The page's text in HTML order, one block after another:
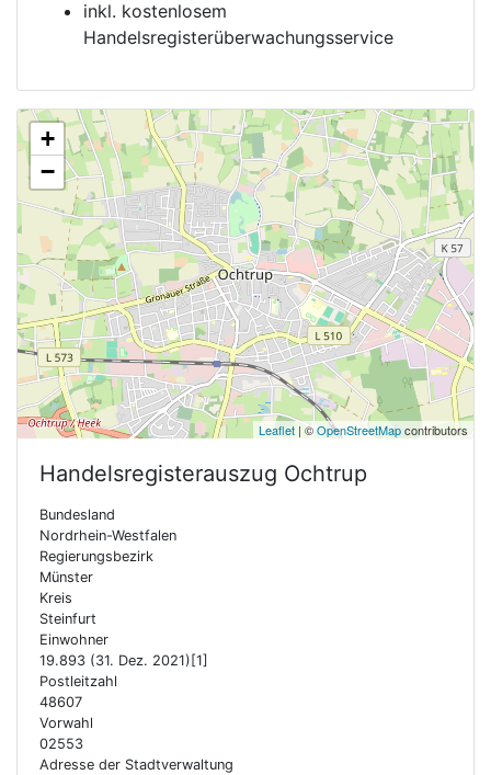
inkl. kostenlosem
Handelsregisterüberwachungsservice
+
−
Leaflet | ©OpenStreetMapcontributors
Handelsregisterauszug Ochtrup
Bundesland
Nordrhein-Westfalen
Regierungsbezirk
Münster
Kreis
Steinfurt
Einwohner
19.893 (31. Dez. 2021)[1]
Postleitzahl
48607
Vorwahl
02553
Adresse der Stadtverwaltung